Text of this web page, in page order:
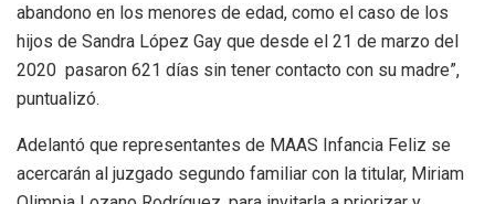
abandono en los menores de edad, como el caso de los
hijos de Sandra López Gay que desde el 21 de marzo del
2020 pasaron 621 días sin tener contacto con su madre”,
puntualizó.
Adelantó que representantes de MAAS Infancia Feliz se
acercarán al juzgado segundo familiar con la titular, Miriam